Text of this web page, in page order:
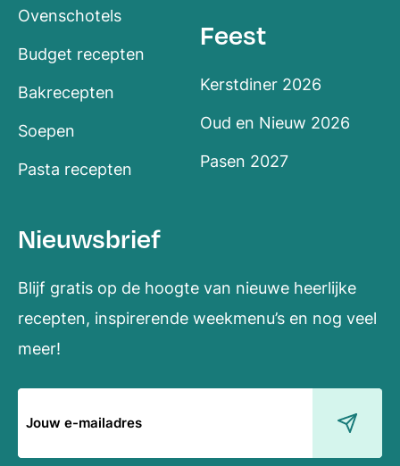
Ovenschotels
Budget recepten
Bakrecepten
Soepen
Pasta recepten
Feest
Kerstdiner 2026
Oud en Nieuw 2026
Pasen 2027
Nieuwsbrief
Blijf gratis op de hoogte van nieuwe heerlijke
recepten, inspirerende weekmenu’s en nog veel
meer!
mailadres